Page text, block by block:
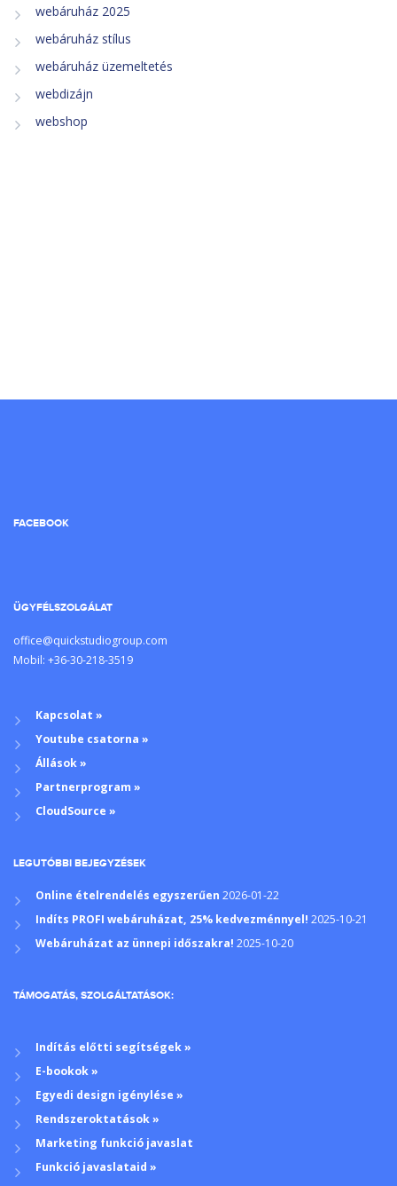
webáruház 2025
webáruház stílus
webáruház üzemeltetés
webdizájn
webshop
FACEBOOK
ÜGYFÉLSZOLGÁLAT
office@quickstudiogroup.com
Mobil: +36-30-218-3519
Kapcsolat »
Youtube csatorna »
Állások »
Partnerprogram »
CloudSource »
LEGUTÓBBI BEJEGYZÉSEK
Online ételrendelés egyszerűen 2026-01-22
Indíts PROFI webáruházat, 25% kedvezménnyel! 2025-10-21
Webáruházat az ünnepi időszakra! 2025-10-20
TÁMOGATÁS, SZOLGÁLTATÁSOK:
Indítás előtti segítségek »
E-bookok »
Egyedi design igénylése »
Rendszeroktatások »
Marketing funkció javaslat
Funkció javaslataid »